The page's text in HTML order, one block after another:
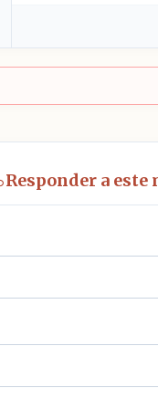
Responder a este